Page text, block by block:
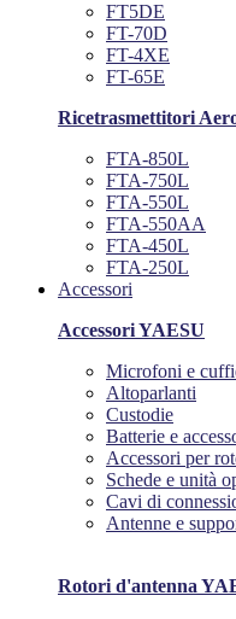
FT5DE
FT-70D
FT-4XE
FT-65E
Ricetrasmettitori
FTA-850L
FTA-750L
FTA-550L
FTA-550AA
FTA-450L
FTA-250L
Accessori
Accessori YAESU
Microfoni e
Altoparlanti
Custodie
Batterie e
Accessori per
Schede e unità
Cavi di
Antenne e
Rotori d'antenna